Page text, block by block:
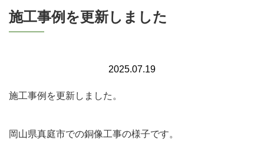
施工事例を更新しました
2025.07.19
施工事例を更新しました。
岡山県真庭市での銅像工事の様子です。